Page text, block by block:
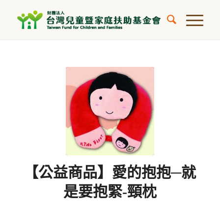
【公益商品】愛的抱抱─就
是要抱緊-頸枕